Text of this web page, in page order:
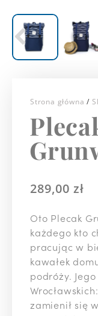
Strona główna /
289,00 zł
Oto Plecak
każdego kto
pracując w
kawałek
podróży.
zamienił się